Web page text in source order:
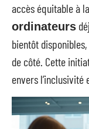
accès équitable à
ordinateurs
bientôt
de côté. Cette
envers l’inclusivité